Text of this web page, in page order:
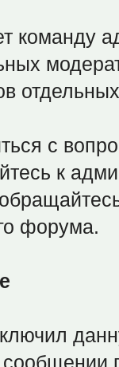
команду
с
к
форума.